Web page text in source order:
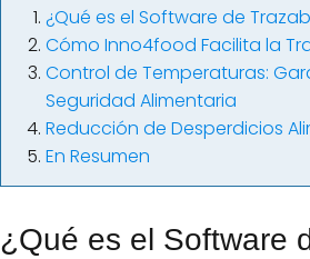
¿Qué es el Software de
Cómo Inno4food Facilita la
Control de Temperaturas:
Seguridad Alimentaria
Reducción de Desperdicios
En Resumen
¿Qué es el Software